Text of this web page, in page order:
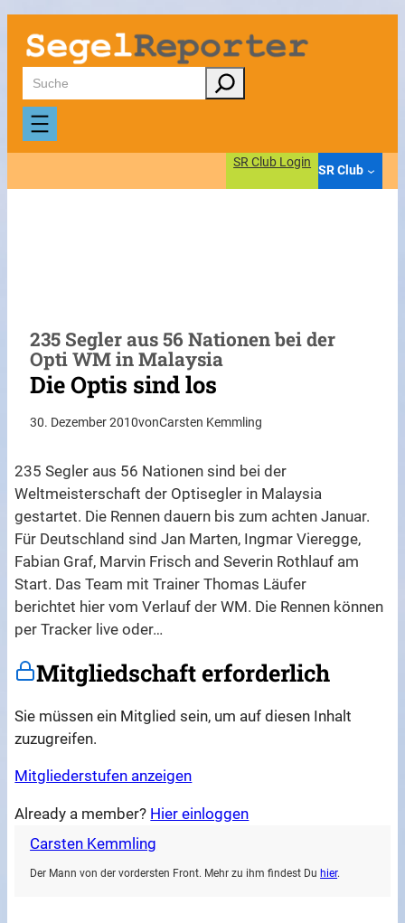
Zum
Inhalt
springen
Suchen
SR Club Login
SR Club
235 Segler aus 56 Nationen bei der
Opti WM in Malaysia
Die Optis sind los
30. Dezember 2010vonCarsten Kemmling
235 Segler aus 56 Nationen sind bei der
Weltmeisterschaft der Optisegler in Malaysia
gestartet. Die Rennen dauern bis zum achten Januar.
Für Deutschland sind Jan Marten, Ingmar Vieregge,
Fabian Graf, Marvin Frisch and Severin Rothlauf am
Start. Das Team mit Trainer Thomas Läufer
berichtet hier vom Verlauf der WM. Die Rennen können
per Tracker live oder…
Mitgliedschaft erforderlich
Sie müssen ein Mitglied sein, um auf diesen Inhalt
zuzugreifen.
Mitgliederstufen anzeigen
Already a member? Hier einloggen
Carsten Kemmling
Der Mann von der vordersten Front. Mehr zu ihm findest Du hier.